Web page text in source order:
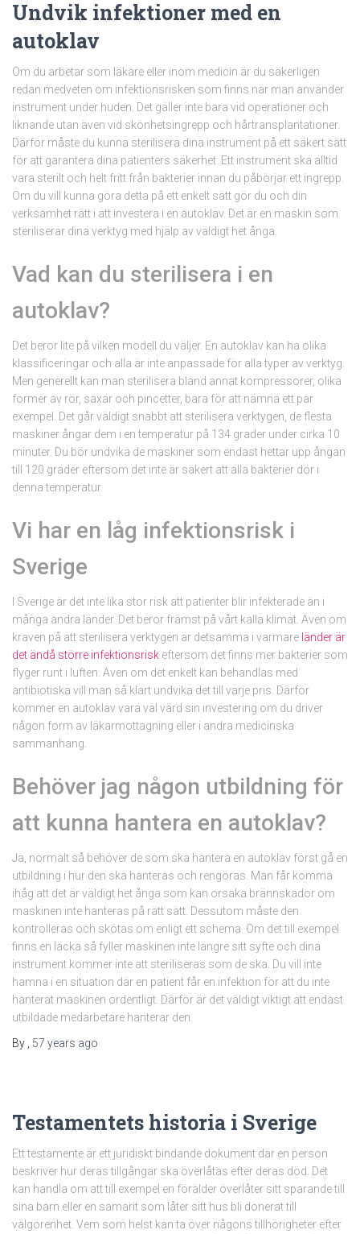
Undvik infektioner med en
autoklav
Om du arbetar som läkare eller inom medicin är du säkerligen
redan medveten om infektionsrisken som finns när man använder
instrument under huden. Det gäller inte bara vid operationer och
liknande utan även vid skönhetsingrepp och hårtransplantationer.
Därför måste du kunna sterilisera dina instrument på ett säkert sätt
för att garantera dina patienters säkerhet. Ett instrument ska alltid
vara sterilt och helt fritt från bakterier innan du påbörjar ett ingrepp.
Om du vill kunna göra detta på ett enkelt sätt gör du och din
verksamhet rätt i att investera i en autoklav. Det är en maskin som
steriliserar dina verktyg med hjälp av väldigt het ånga.
Vad kan du sterilisera i en
autoklav?
Det beror lite på vilken modell du väljer. En autoklav kan ha olika
klassificeringar och alla är inte anpassade för alla typer av verktyg.
Men generellt kan man sterilisera bland annat kompressorer, olika
former av rör, saxar och pincetter, bara för att nämna ett par
exempel. Det går väldigt snabbt att sterilisera verktygen, de flesta
maskiner ångar dem i en temperatur på 134 grader under cirka 10
minuter. Du bör undvika de maskiner som endast hettar upp ångan
till 120 grader eftersom det inte är säkert att alla bakterier dör i
denna temperatur.
Vi har en låg infektionsrisk i
Sverige
I Sverige är det inte lika stor risk att patienter blir infekterade än i
många andra länder. Det beror främst på vårt kalla klimat. Även om
kraven på att sterilisera verktygen är detsamma i varmare länder är
det ändå större infektionsrisk eftersom det finns mer bakterier som
flyger runt i luften. Även om det enkelt kan behandlas med
antibiotiska vill man så klart undvika det till varje pris. Därför
kommer en autoklav vara väl värd sin investering om du driver
någon form av läkarmottagning eller i andra medicinska
sammanhang.
Behöver jag någon utbildning för
att kunna hantera en autoklav?
Ja, normalt så behöver de som ska hantera en autoklav först gå en
utbildning i hur den ska hanteras och rengöras. Man får komma
ihåg att det är väldigt het ånga som kan orsaka brännskador om
maskinen inte hanteras på rätt sätt. Dessutom måste den
kontrolleras och skötas om enligt ett schema. Om det till exempel
finns en läcka så fyller maskinen inte längre sitt syfte och dina
instrument kommer inte att steriliseras som de ska. Du vill inte
hamna i en situation där en patient får en infektion för att du inte
hanterat maskinen ordentligt. Därför är det väldigt viktigt att endast
utbildade medarbetare hanterar den.
By
57 years ago
Testamentets historia i Sverige
Ett testamente är ett juridiskt bindande dokument där en person
beskriver hur deras tillgångar ska överlåtas efter deras död. Det
kan handla om att till exempel en förälder överlåter sitt sparande till
sina barn eller en samarit som låter sitt hus bli donerat till
välgörenhet. Vem som helst kan ta över någons tillhörigheter efter